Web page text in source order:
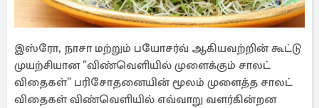
இஸ்ரோ, நாசா மற்றும் பயோசர்வ் ஆகியவற்றின் கூட்டு
முயற்சியான "விண்வெளியில் முளைக்கும் சாலட்
விதைகள்" பரிசோதனையின் மூலம் முளைத்த சாலட்
விதைகள் விண்வெளியில் எவ்வாறு வளர்கின்றன